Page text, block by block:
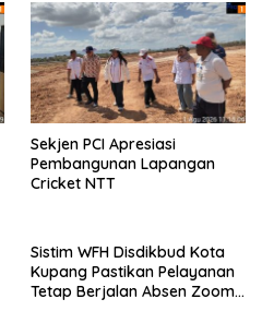
Sekjen PCI Apresiasi
Pembangunan Lapangan
Cricket NTT
Sistim WFH Disdikbud Kota
Kupang Pastikan Pelayanan
Tetap Berjalan Absen Zoom